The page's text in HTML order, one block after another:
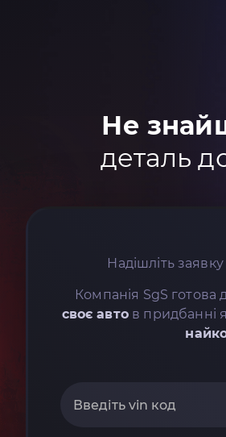
Не
деталь
Надішліть заявку
Компанія SgS
своє автов придбанні